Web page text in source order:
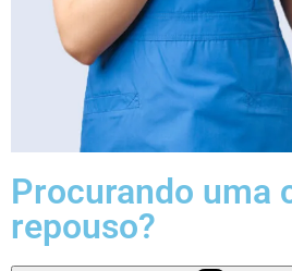
Procurando uma
repouso?